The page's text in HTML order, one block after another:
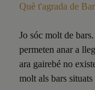
Què t'agrada de
Jo sóc molt de
permeten anar a
ara gairebé no
molt als bars